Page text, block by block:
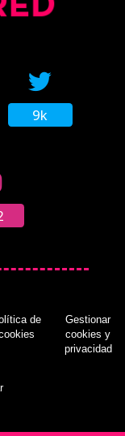
9k
de
Gestionar
cookies y
privacidad